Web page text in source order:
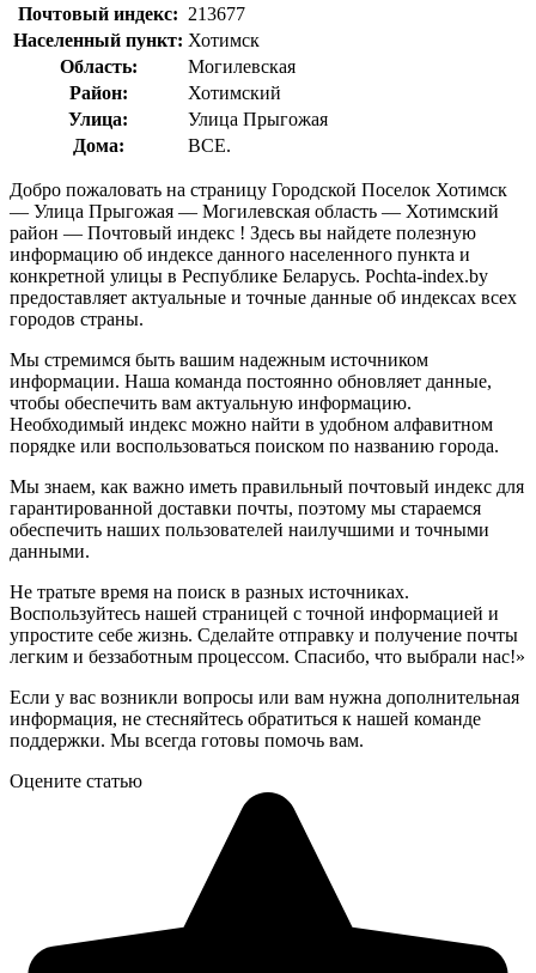
Почтовый индекс: 213677
Населенный пункт: Хотимск
Область:
Могилевская
Район:
Хотимский
Улица:
Улица Прыгожая
Дома:
ВСЕ.
Добро пожаловать на страницу Городской Поселок Хотимск
— Улица Прыгожая — Могилевская область — Хотимский
район — Почтовый индекс ! Здесь вы найдете полезную
информацию об индексе данного населенного пункта и
конкретной улицы в Республике Беларусь. Pochta-index.by
предоставляет актуальные и точные данные об индексах всех
городов страны.
Мы стремимся быть вашим надежным источником
информации. Наша команда постоянно обновляет данные,
чтобы обеспечить вам актуальную информацию.
Необходимый индекс можно найти в удобном алфавитном
порядке или воспользоваться поиском по названию города.
Мы знаем, как важно иметь правильный почтовый индекс для
гарантированной доставки почты, поэтому мы стараемся
обеспечить наших пользователей наилучшими и точными
данными.
Не тратьте время на поиск в разных источниках.
Воспользуйтесь нашей страницей с точной информацией и
упростите себе жизнь. Сделайте отправку и получение почты
легким и беззаботным процессом. Спасибо, что выбрали нас!»
Если у вас возникли вопросы или вам нужна дополнительная
информация, не стесняйтесь обратиться к нашей команде
поддержки. Мы всегда готовы помочь вам.
Оцените статью